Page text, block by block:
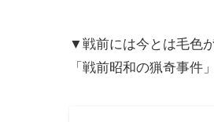
▼戦前には今とは毛色
「戦前昭和の猟奇事件